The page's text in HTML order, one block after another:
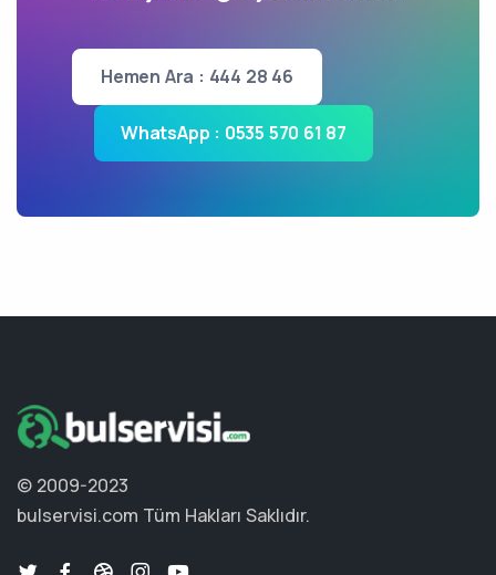
Hemen Ara : 444 28 46
WhatsApp : 0535 570 61 87
© 2009-2023
bulservisi.com Tüm Hakları Saklıdır.